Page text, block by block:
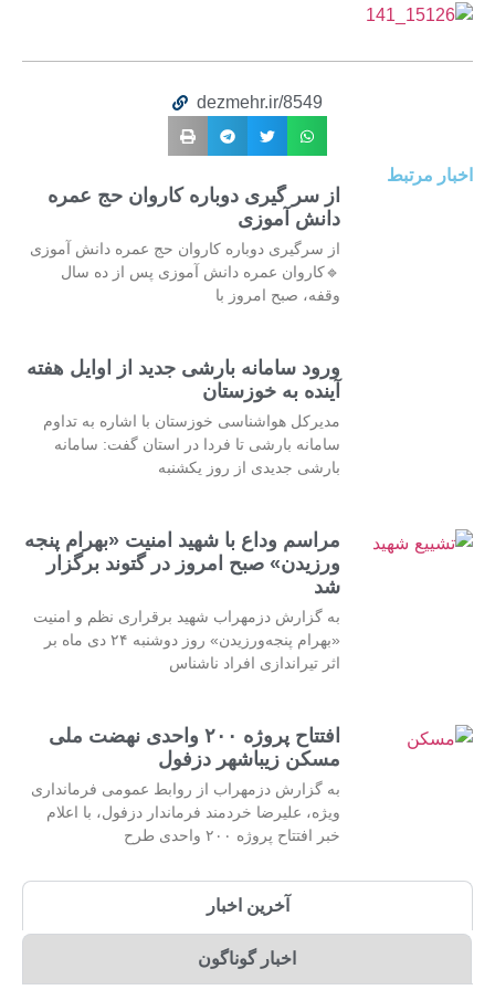
dezmehr.ir/8549
اخبار مرتبط
از سر گیری دوباره کاروان حج عمره
دانش آموزی
از سرگیری دوباره کاروان حج عمره دانش آموزی
🔹کاروان عمره دانش آموزی پس از ده سال
وقفه، صبح امروز با
ورود سامانه بارشی جدید از اوایل هفته
آینده به خوزستان
مدیرکل هواشناسی خوزستان با اشاره به تداوم
سامانه بارشی تا فردا در استان گفت: سامانه
بارشی جدیدی از روز یکشنبه
مراسم وداع با شهید امنیت «بهرام پنجه
ورزیدن» صبح امروز در گتوند برگزار
شد
به گزارش دزمهراب شهید برقراری نظم و امنیت
«بهرام پنجه‌ورزیدن» روز دوشنبه ۲۴ دی ماه بر
اثر تیراندازی افراد ناشناس
افتتاح پروژه ۲۰۰ واحدی نهضت ملی
مسکن زیباشهر دزفول
به گزارش دزمهراب از روابط عمومی فرمانداری
ویژه، علیرضا خردمند فرماندار دزفول، با اعلام
خبر افتتاح پروژه ۲۰۰ واحدی طرح
آخرین اخبار
اخبار گوناگون